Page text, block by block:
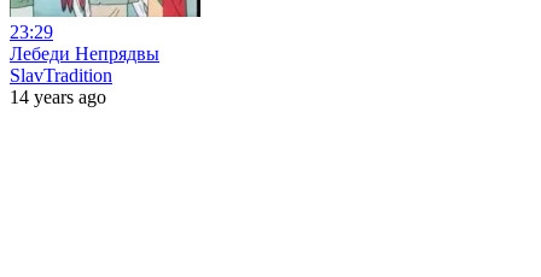
23:29
Лебеди Непрядвы
SlavTradition
14 years ago